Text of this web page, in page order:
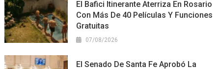
El Bafici Itinerante Aterriza En Rosario
Con Más De 40 Películas Y Funciones
Gratuitas
07/08/2026
El Senado De Santa Fe Aprobó La